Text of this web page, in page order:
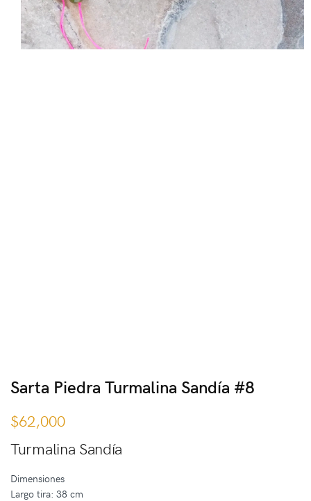
Sarta Piedra Turmalina Sandía #8
$62,000
Turmalina Sandía
Dimensiones
Largo tira: 38 cm